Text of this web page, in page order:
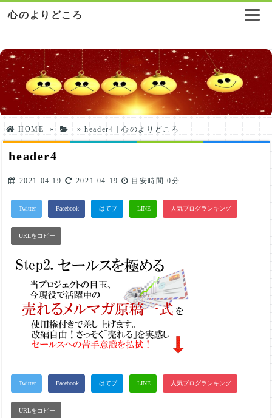
心のよりどころ
HOME » »header4 | 心のよりどころ
header4
2021.04.19 2021.04.19 目安時間0分